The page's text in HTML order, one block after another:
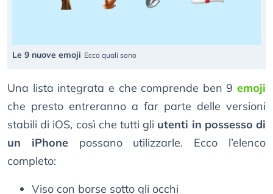
Le 9 nuove emoji Ecco quali sono
Una lista integrata e che comprende ben 9 emoji
che presto entreranno a far parte delle versioni
stabili di iOS, così che tutti gli utenti in possesso di
un iPhonepossano utilizzarle. Ecco l’elenco
completo:
Viso con borse sotto gli occhi